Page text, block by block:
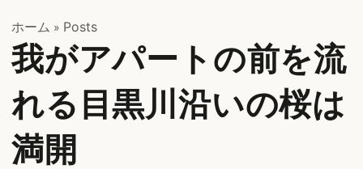
ホーム » Posts
我がアパートの前を流
れる目黒川沿いの桜は
満開